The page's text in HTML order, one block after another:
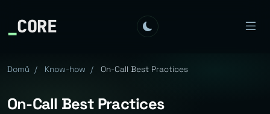
_CORE
Domů / Know-how / On-Call Best Practices
On-Call Best Practices